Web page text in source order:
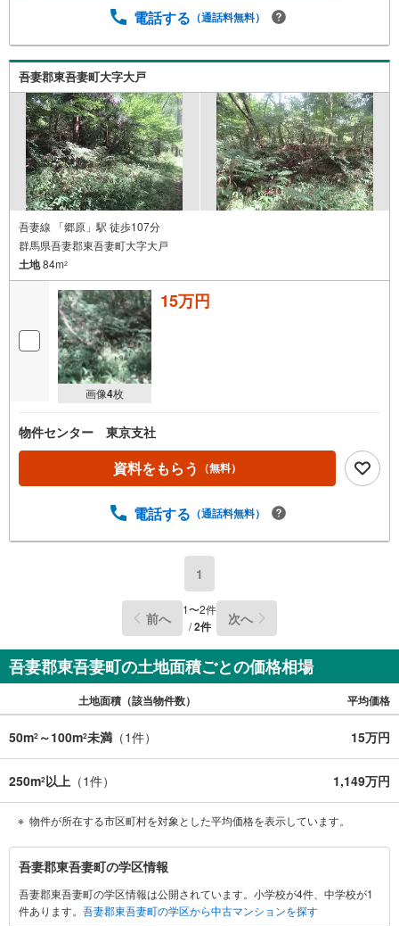
電話する （通話料無料）
吾妻郡東吾妻町大字大戸
吾妻線 「郷原」駅 徒歩107分
群馬県吾妻郡東吾妻町大字大戸
土地84m2
画像4枚
15万円
物件センター 東京支社
資料をもらう （無料）
電話する （通話料無料）
1
前へ 1〜2件
/2件 次へ
吾妻郡東吾妻町の土地面積ごとの価格相場
土地面積（該当物件数） 平均価格
50m2 ～100m2未満 （1件） 15万円
250m2以上 （1件） 1,149万円
物件が所在する市区町村を対象とした平均価格を表示しています。
吾
妻
郡
東
吾妻郡東吾妻町の学区情報
吾妻郡東吾妻町の学区情報は公開されています。小学校が4件、中学校が1
件あります。 吾妻郡東吾妻町の学区から中古マンションを探す